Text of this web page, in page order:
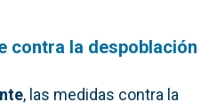
contra la despoblación
, las medidas contra la